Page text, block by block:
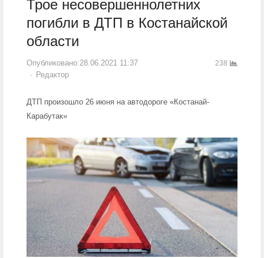
Трое несовершеннолетних
погибли в ДТП в Костанайской
области
Опубликовано:28.06.2021 11:37
Author
Редактор
238
ДТП произошло 26 июня на автодороге «Костанай-
Карабутак»